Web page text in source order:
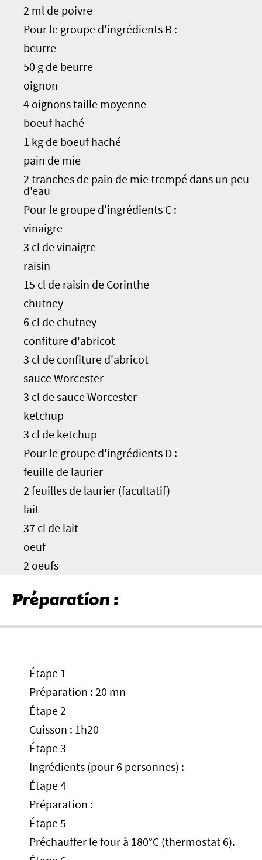
2 ml de poivre
Pour le groupe d'ingrédients B :
beurre
50 g de beurre
oignon
4 oignons taille moyenne
boeuf haché
1 kg de boeuf haché
pain de mie
2 tranches de pain de mie trempé dans un peu
d'eau
Pour le groupe d'ingrédients C :
vinaigre
3 cl de vinaigre
raisin
15 cl de raisin de Corinthe
chutney
6 cl de chutney
confiture d'abricot
3 cl de confiture d'abricot
sauce Worcester
3 cl de sauce Worcester
ketchup
3 cl de ketchup
Pour le groupe d'ingrédients D :
feuille de laurier
2 feuilles de laurier (facultatif)
lait
37 cl de lait
oeuf
2 oeufs
Préparation :
Étape 1
Préparation : 20 mn
Étape 2
Cuisson : 1h20
Étape 3
Ingrédients (pour 6 personnes) :
Étape 4
Préparation :
Étape 5
Préchauffer le four à 180°C (thermostat 6).